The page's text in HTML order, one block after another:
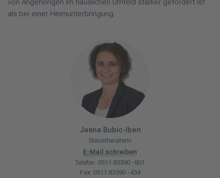
von Angehörigen im häuslichen Umfeld stärker gefordert ist
als bei einer Heimunterbringung.
Jasna Bubic-Iben
Steuerberaterin
E-Mail schreiben
Telefon: 0511 83390 -801
Fax: 0511 83390 -434